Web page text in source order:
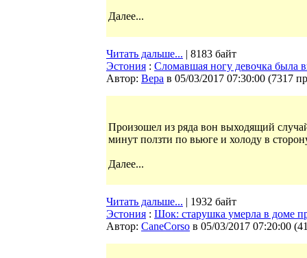
Далее...
Читать дальше... | 8183 байт
Эстония : Сломавшая ногу девочка была
Автор: Bepa в 05/03/2017 07:30:00 (7317
Произошел из ряда вон выходящий
минут ползти по вьюге и холоду в
Далее...
Читать дальше... | 1932 байт
Эстония : Шок: старушка умерла в доме
Автор: CaneCorso в 05/03/2017 07:20:00 (